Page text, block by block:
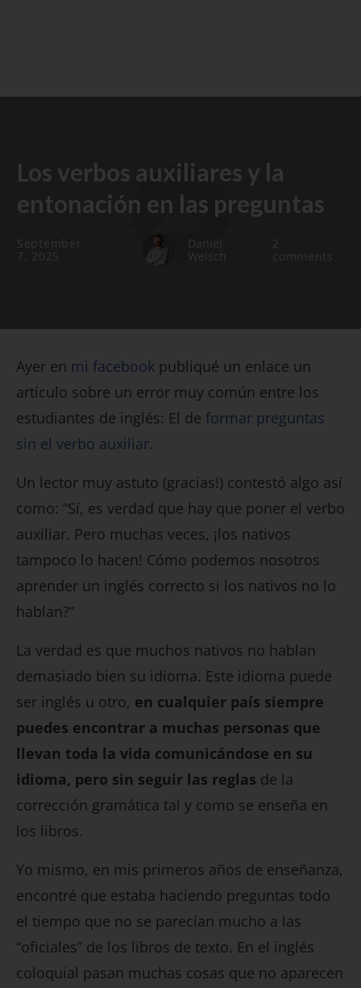
Los verbos auxiliares y la
entonación en las preguntas
September
7, 2025
Daniel
Welsch
2
comments
Ayer en mi facebook publiqué un enlace un
artículo sobre un error muy común entre los
estudiantes de inglés: El de formar preguntas
sin el verbo auxiliar.
Un lector muy astuto (gracias!) contestó algo así
como: “Sí, es verdad que hay que poner el verbo
auxiliar. Pero muchas veces, ¡los nativos
tampoco lo hacen! Cómo podemos nosotros
aprender un inglés correcto si los nativos no lo
hablan?”
La verdad es que muchos nativos no hablan
demasiado bien su idioma. Este idioma puede
ser inglés u otro, en cualquier país siempre
puedes encontrar a muchas personas que
llevan toda la vida comunicándose en su
idioma, pero sin seguir las reglas de la
corrección gramática tal y como se enseña en
los libros.
Yo mismo, en mis primeros años de enseñanza,
encontré que estaba haciendo preguntas todo
el tiempo que no se parecían mucho a las
“oficiales” de los libros de texto. En el inglés
coloquial pasan muchas cosas que no aparecen